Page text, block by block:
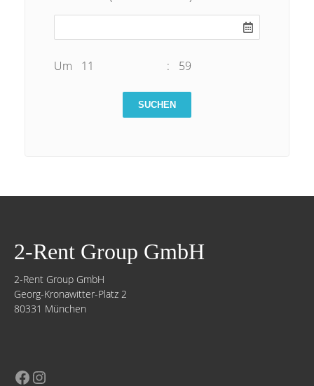
Um 11 : 59
2-Rent Group GmbH
2-Rent Group GmbH
Georg-Kronawitter-Platz 2
80331 München
Facebook
Instagram